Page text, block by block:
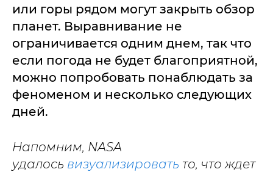
или горы рядом могут закрыть обзор
планет. Выравнивание не
ограничивается одним днем, так что
если погода не будет благоприятной,
можно попробовать понаблюдать за
феноменом и несколько следующих
дней.
Напомним, NASA
удалось визуализировать то, что ждет